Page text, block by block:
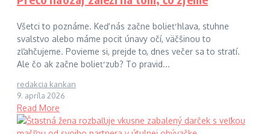
Všetci to poznáme. Keď nás začne bolieť hlava, stuhne
svalstvo alebo máme pocit únavy očí, väčšinou to
zľahčujeme. Povieme si, prejde to, dnes večer sa to stratí.
Ale čo ak začne bolieť zub? To pravid...
redakcia kankan
9. apríla 2026
Read More